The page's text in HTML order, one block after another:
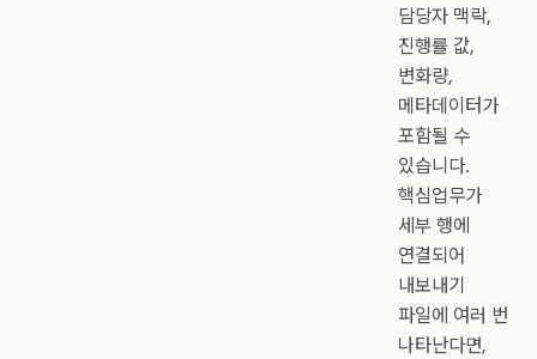
담당자 맥락,
진행률 값,
변화량,
메타데이터가
포함될 수
있습니다.
핵심업무가
세부 행에
연결되어
내보내기
파일에 여러 번
나타난다면,